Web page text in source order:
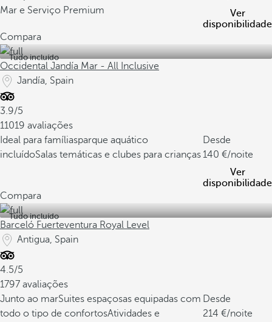
Mar e Serviço Premium
Ver
disponibilidade
Compara
Tudo incluído
Occidental Jandía Mar - All Inclusive
Jandía, Spain
3.9/5
11019 avaliações
Ideal para famíliasparque aquático
incluídoSalas temáticas e clubes para crianças
Desde
140
/noite
Ver
disponibilidade
Compara
Tudo incluído
Barceló Fuerteventura Royal Level
Antigua, Spain
4.5/5
1797 avaliações
Junto ao marSuites espaçosas equipadas com
todo o tipo de confortosAtividades e
Desde
214
/noite